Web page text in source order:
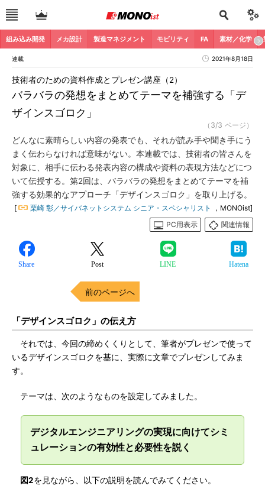
組み込み開発 メカ設計 製造マネジメント モビリティ FA 素材／化学
連載 2021年8月18日
バラバラの発想をまとめてテーマを補強する「デ
ザインスゴロク」
技術者のための資料作成とプレゼン講座（2）
（3/3 ページ）
どんなに素晴らしい内容の発表でも、それが読み手や聞き手にう
まく伝わらなければ意味がない。本連載では、技術者の皆さんを
対象に、相手に伝わる発表内容の構成や資料の表現方法などにつ
いて伝授する。第2回は、バラバラの発想をまとめてテーマを補
強する効果的なアプローチ「デザインスゴロク」を取り上げる。
[ 栗崎 彰／サイバネットシステム シニア・スペシャリスト
，MONOist]
PC用表示
関連情報
Share Post LINE Hatena
前のページへ
「デザインスゴロク」の伝え方
それでは、今回の締めくくりとして、筆者がプレゼンで使って
いるデザインスゴロクを基に、実際に文章でプレゼンしてみま
す。
テーマは、次のようなものを設定してみました。
デジタルエンジニアリングの実現に向けてシミ
ュレーションの有効性と必要性を説く
図2を見ながら、以下の説明を読んでみてください。